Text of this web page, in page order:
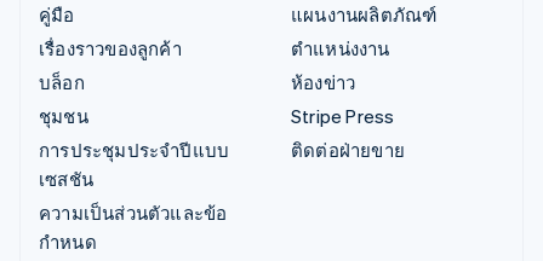
คู่มือ
เรื่องราวของลูกค้า
บล็อก
ชุมชน
การประชุมประจำปีแบบ
เซสชัน
ความเป็นส่วนตัวและข้อ
กำหนด
แผนงานผลิตภัณฑ์
ตำแหน่งงาน
ห้องข่าว
Stripe Press
ติดต่อฝ่ายขาย